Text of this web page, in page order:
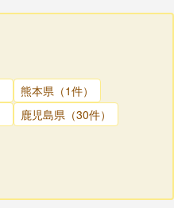
熊本県（1件）
鹿児島県（30件）